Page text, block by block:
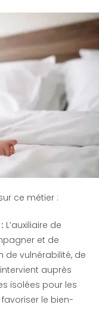
ce métier :
L’auxiliaire de
et de
de vulnérabilité, de
auprès
isolées pour les
le bien-